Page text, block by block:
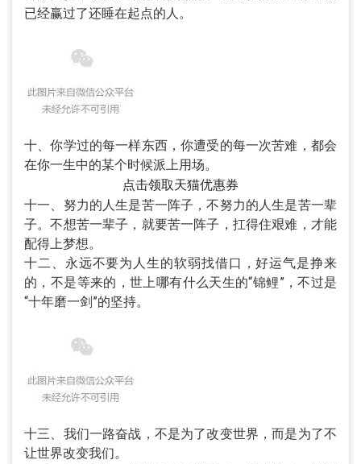
已经赢过了还睡在起点的人。
十、你学过的每一样东西，你遭受的每一次苦难，都会
在你一生中的某个时候派上用场。
点击领取天猫优惠券
十一、努力的人生是苦一阵子，不努力的人生是苦一辈
子。不想苦一辈子，就要苦一阵子，扛得住艰难，才能
配得上梦想。
十二、永远不要为人生的软弱找借口，好运气是挣来
的，不是等来的，世上哪有什么天生的“锦鲤”，不过是
“十年磨一剑”的坚持。
十三、我们一路奋战，不是为了改变世界，而是为了不
让世界改变我们。